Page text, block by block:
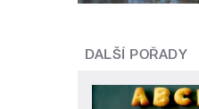
DALŠÍ POŘADY